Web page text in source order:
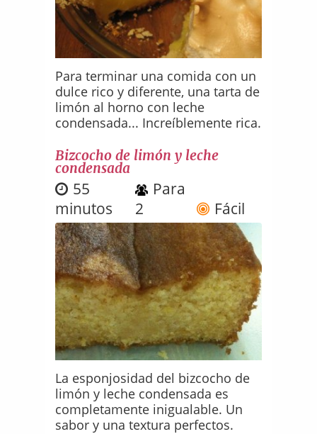
Para terminar una comida con un
dulce rico y diferente, una tarta de
limón al horno con leche
condensada... Increíblemente rica.
Bizcocho de limón y leche
condensada
55
minutos
Para
2
Fácil
La esponjosidad del bizcocho de
limón y leche condensada es
completamente inigualable. Un
sabor y una textura perfectos.